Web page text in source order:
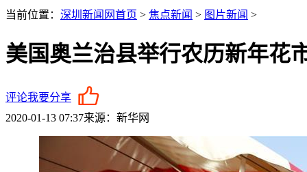
当前位置： 深圳新闻网首页 > 焦点新闻 > 图片新闻 >
美国奥兰治县举行农历新年花
评论我要分享
2020-01-13 07:37来源：新华网